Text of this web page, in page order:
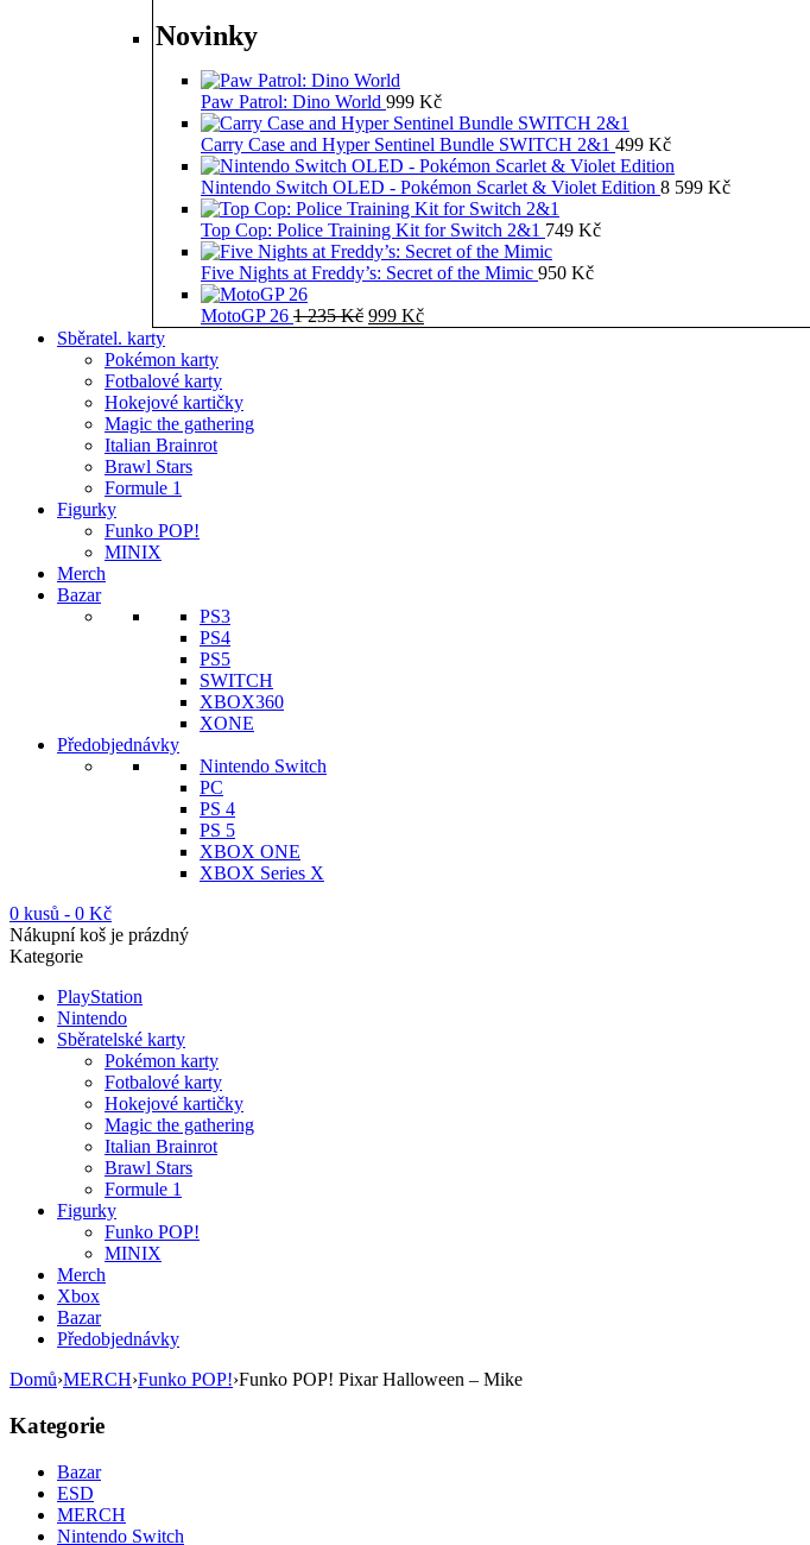
Novinky
Paw Patrol: Dino World 999 Kč
Carry Case and Hyper Sentinel Bundle SWITCH 2&1 499 Kč
Nintendo Switch OLED - Pokémon Scarlet & Violet Edition 8 599 Kč
Top Cop: Police Training Kit for Switch 2&1 749 Kč
Five Nights at Freddy’s: Secret of the Mimic 950 Kč
MotoGP 26 1 235Kč Původní
999 KčAktuální
Sběratel. karty
Pokémon karty
Fotbalové karty
Hokejové kartičky
Magic the gathering
Italian Brainrot
Brawl Stars
Formule 1
Figurky
Funko POP!
MINIX
Merch
Bazar
PS3
PS4
PS5
SWITCH
XBOX360
XONE
Předobjednávky
Nintendo Switch
PC
PS 4
PS 5
XBOX ONE
XBOX Series X
0 kusů - 0 Kč
Nákupní koš je prázdný
Kategorie
PlayStation
Nintendo
Sběratelské karty
Pokémon karty
Fotbalové karty
Hokejové kartičky
Magic the gathering
Italian Brainrot
Brawl Stars
Formule 1
Figurky
Funko POP!
MINIX
Merch
Xbox
Bazar
Předobjednávky
Domů›MERCH›Funko POP!›Funko POP! Pixar Halloween – Mike
Kategorie
Bazar
ESD
MERCH
Nintendo Switch